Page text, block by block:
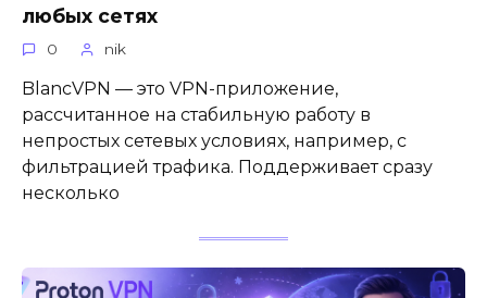
любых сетях
0 nik
BlancVPN — это VPN-приложение,
рассчитанное на стабильную работу в
непростых сетевых условиях, например, с
фильтрацией трафика. Поддерживает сразу
несколько